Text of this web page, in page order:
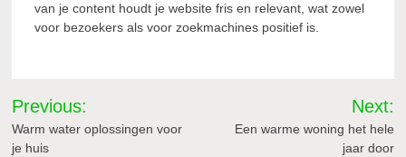
van je content houdt je website fris en relevant, wat zowel
voor bezoekers als voor zoekmachines positief is.
Bericht
navigatie
Previous:
Warm water oplossingen voor
je huis
Next:
Een warme woning het hele
jaar door